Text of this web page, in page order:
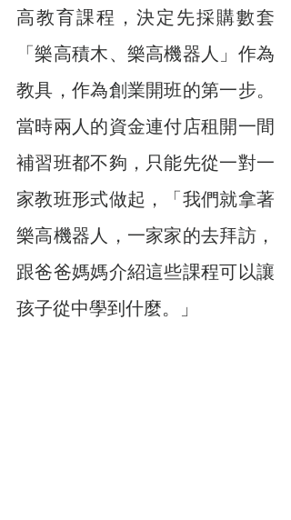
高教育課程，決定先採購數套
「樂高積木、樂高機器人」作為
教具，作為創業開班的第一步。
當時兩人的資金連付店租開一間
補習班都不夠，只能先從一對一
家教班形式做起，「我們就拿著
樂高機器人，一家家的去拜訪，
跟爸爸媽媽介紹這些課程可以讓
孩子從中學到什麼。」